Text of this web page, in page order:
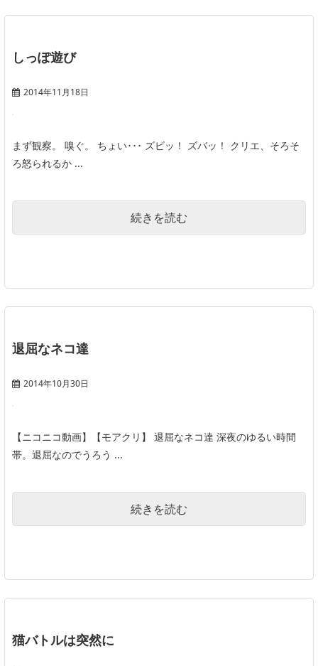
しっぽ遊び
2014年11月18日
まず観察。 嗅ぐ。 ちょい･･･ ズビッ！ ズバッ！ クリエ、そろそ
ろ怒られるか ...
続きを読む
退屈なネコ達
2014年10月30日
【ニコニコ動画】【モアクリ】 退屈なネコ達 深夜のゆるい時間
帯。退屈なのでうろう ...
続きを読む
猫バトルは突然に